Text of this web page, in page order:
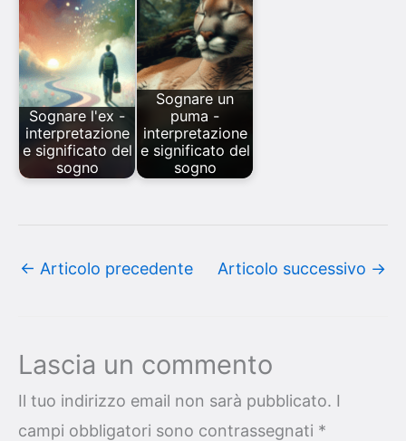
Sognare l'ex -
interpretazione
e significato del
sogno
Sognare un
puma -
interpretazione
e significato del
sogno
← Articolo precedente Articolo successivo →
Lascia un commento
Il tuo indirizzo email non sarà pubblicato. I
campi obbligatori sono contrassegnati *